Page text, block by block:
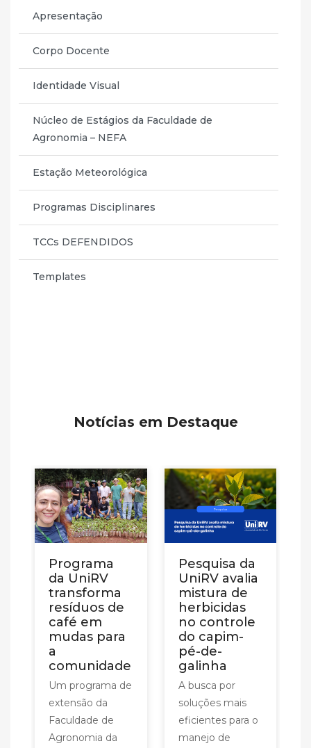
Apresentação
Corpo Docente
Identidade Visual
Núcleo de Estágios da Faculdade de
Agronomia – NEFA
Estação Meteorológica
Programas Disciplinares
TCCs DEFENDIDOS
Templates
Notícias em Destaque
Programa
da UniRV
transforma
resíduos de
café em
mudas para
a
comunidade
Um programa de
extensão da
Faculdade de
Agronomia da
Pesquisa da
UniRV avalia
mistura de
herbicidas
no controle
do capim-
pé-de-
galinha
A busca por
soluções mais
eficientes para o
manejo de